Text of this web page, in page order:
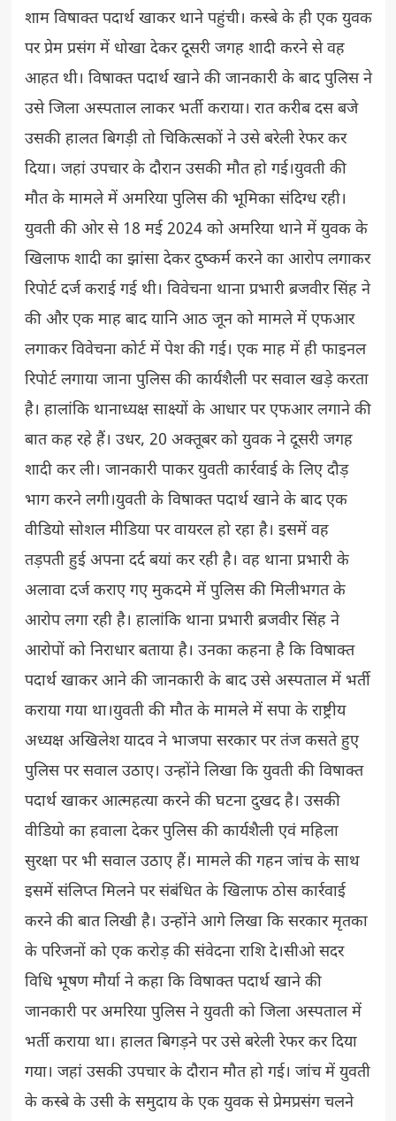
शाम विषाक्त पदार्थ खाकर थाने पहुंची। कस्बे के ही एक युवक
पर प्रेम प्रसंग में धोखा देकर दूसरी जगह शादी करने से वह
आहत थी। विषाक्त पदार्थ खाने की जानकारी के बाद पुलिस ने
उसे जिला अस्पताल लाकर भर्ती कराया। रात करीब दस बजे
उसकी हालत बिगड़ी तो चिकित्सकों ने उसे बरेली रेफर कर
दिया। जहां उपचार के दौरान उसकी मौत हो गई।युवती की
मौत के मामले में अमरिया पुलिस की भूमिका संदिग्ध रही।
युवती की ओर से 18 मई 2024 को अमरिया थाने में युवक के
खिलाफ शादी का झांसा देकर दुष्कर्म करने का आरोप लगाकर
रिपोर्ट दर्ज कराई गई थी। विवेचना थाना प्रभारी ब्रजवीर सिंह ने
की और एक माह बाद यानि आठ जून को मामले में एफआर
लगाकर विवेचना कोर्ट में पेश की गई। एक माह में ही फाइनल
रिपोर्ट लगाया जाना पुलिस की कार्यशैली पर सवाल खड़े करता
है। हालांकि थानाध्यक्ष साक्ष्यों के आधार पर एफआर लगाने की
बात कह रहे हैं। उधर, 20 अक्तूबर को युवक ने दूसरी जगह
शादी कर ली। जानकारी पाकर युवती कार्रवाई के लिए दौड़
भाग करने लगी।युवती के विषाक्त पदार्थ खाने के बाद एक
वीडियो सोशल मीडिया पर वायरल हो रहा है। इसमें वह
तड़पती हुई अपना दर्द बयां कर रही है। वह थाना प्रभारी के
अलावा दर्ज कराए गए मुकदमे में पुलिस की मिलीभगत के
आरोप लगा रही है। हालांकि थाना प्रभारी ब्रजवीर सिंह ने
आरोपों को निराधार बताया है। उनका कहना है कि विषाक्त
पदार्थ खाकर आने की जानकारी के बाद उसे अस्पताल में भर्ती
कराया गया था।युवती की मौत के मामले में सपा के राष्ट्रीय
अध्यक्ष अखिलेश यादव ने भाजपा सरकार पर तंज कसते हुए
पुलिस पर सवाल उठाए। उन्होंने लिखा कि युवती की विषाक्त
पदार्थ खाकर आत्महत्या करने की घटना दुखद है। उसकी
वीडियो का हवाला देकर पुलिस की कार्यशैली एवं महिला
सुरक्षा पर भी सवाल उठाए हैं। मामले की गहन जांच के साथ
इसमें संलिप्त मिलने पर संबंधित के खिलाफ ठोस कार्रवाई
करने की बात लिखी है। उन्होंने आगे लिखा कि सरकार मृतका
के परिजनों को एक करोड़ की संवेदना राशि दे।सीओ सदर
विधि भूषण मौर्या ने कहा कि विषाक्त पदार्थ खाने की
जानकारी पर अमरिया पुलिस ने युवती को जिला अस्पताल में
भर्ती कराया था। हालत बिगड़ने पर उसे बरेली रेफर कर दिया
गया। जहां उसकी उपचार के दौरान मौत हो गई। जांच में युवती
के कस्बे के उसी के समुदाय के एक युवक से प्रेमप्रसंग चलने